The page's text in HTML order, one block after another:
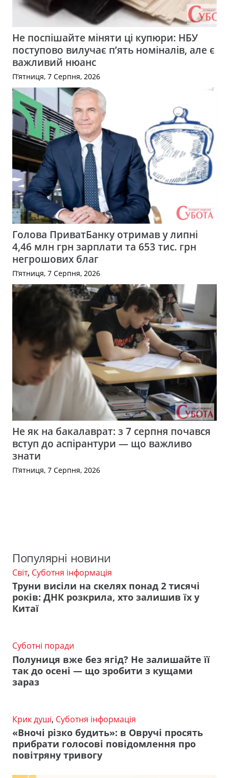
Не поспішайте міняти ці купюри: НБУ
поступово вилучає п’ять номіналів, але є
важливий нюанс
П’ятниця, 7 Серпня, 2026
Голова ПриватБанку отримав у липні
4,46 млн грн зарплати та 653 тис. грн
негрошових благ
П’ятниця, 7 Серпня, 2026
Не як на бакалаврат: з 7 серпня почався
вступ до аспірантури — що важливо
знати
П’ятниця, 7 Серпня, 2026
Популярні новини
Світ, Суботня інформація
Труни висіли на скелях понад 2 тисячі
років: ДНК розкрила, хто залишив їх у
Китаї
Суботні поради
Полуниця вже без ягід? Не залишайте її
так до осені — що зробити з кущами
зараз
Крик душі, Суботня інформація
«Вночі різко будить»: в Овручі просять
прибрати голосові повідомлення про
повітряну тривогу